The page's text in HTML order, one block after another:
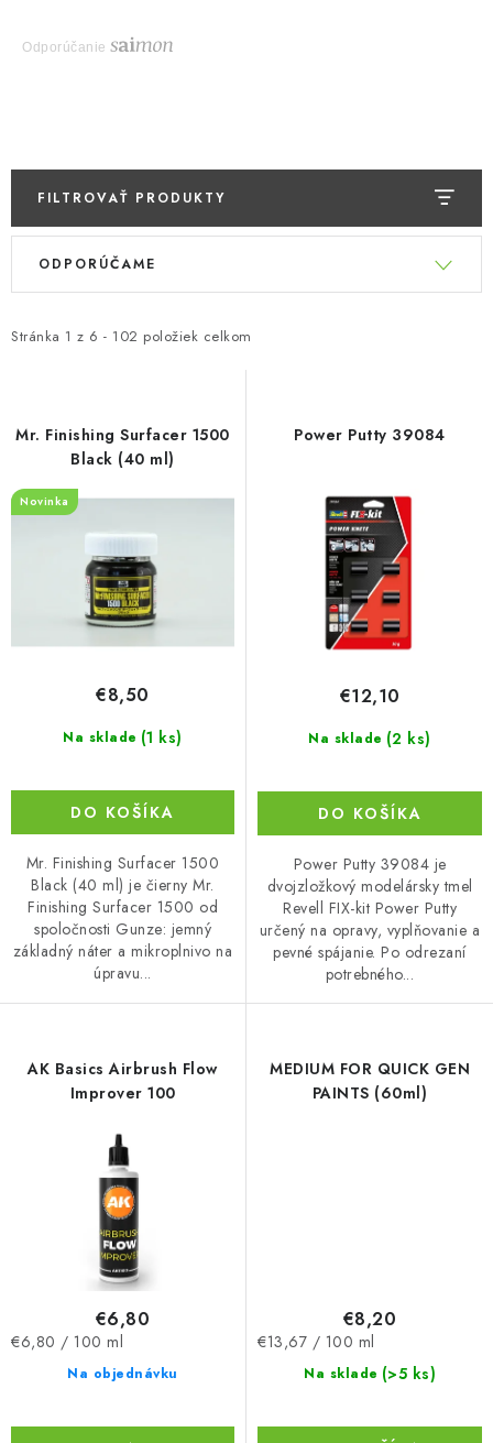
Odporúčanie
FILTROVAŤ PRODUKTY
V
i
r
d
u
v
Stránka 1 z 6 - 102 položiek celkom
R
e
e
r
o
t
ODPORÚČAME
Mr. Finishing Surfacer 1500
Black (40 ml)
Novinka
Na sklade (1 ks)
€8,50
DO KOŠÍKA
Mr. Finishing Surfacer 1500
Black (40 ml) je čierny Mr.
Finishing Surfacer 1500 od
spoločnosti Gunze: jemný
základný náter a mikroplnivo na
úpravu...
Power Putty 39084
Na sklade (2 ks)
€12,10
DO KOŠÍKA
Power Putty 39084 je
dvojzložkový modelársky tmel
Revell FIX-kit Power Putty
určený na opravy, vyplňovanie a
pevné spájanie. Po odrezaní
potrebného...
AK Basics Airbrush Flow
Improver 100
Na objednávku
€6,80
Jednotková
€6,80 / 100 ml
MEDIUM FOR QUICK GEN
PAINTS (60ml)
Na sklade (>5 ks)
€8,20
Jednotková
€13,67 / 100 ml